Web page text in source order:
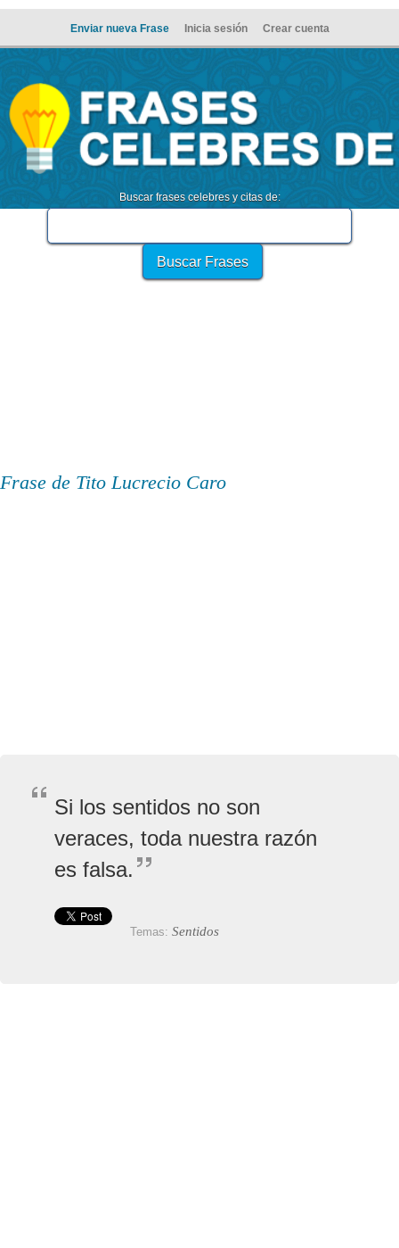
Enviar nueva Frase Inicia sesión Crear cuenta
Buscar frases celebres y citas de:
Frase de Tito Lucrecio Caro
Si los sentidos no son
veraces, toda nuestra razón
es falsa.
Temas: Sentidos